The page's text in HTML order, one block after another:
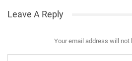
Leave A Reply
Your email address will not